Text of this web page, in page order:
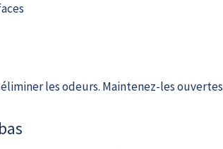
les odeurs. Maintenez-les ouvertes